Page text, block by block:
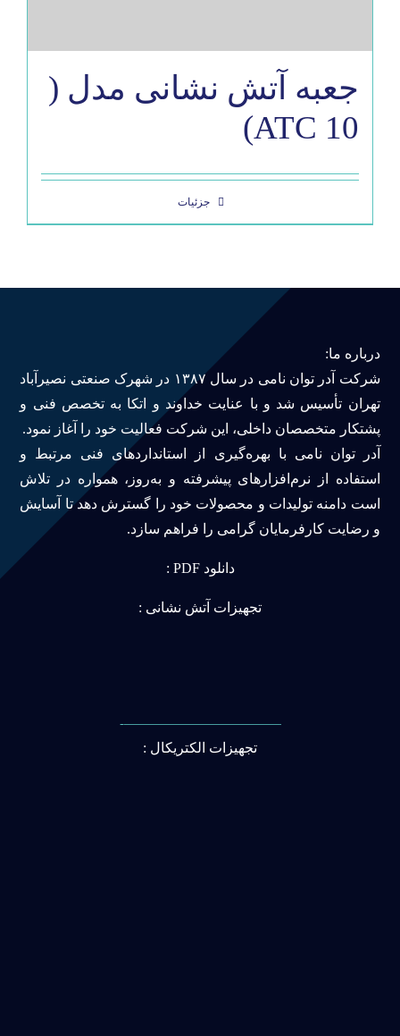
جعبه آتش نشانی مدل (
ATC 10)
جزئیات
درباره ما:
شرکت آدر توان نامی در سال ۱۳۸۷ در شهرک صنعتی نصیرآباد
تهران تأسیس شد و با عنایت خداوند و اتکا به تخصص فنی و
پشتکار متخصصان داخلی، این شرکت فعالیت خود را آغاز نمود.
آدر توان نامی با بهره‌گیری از استانداردهای فنی مرتبط و
استفاده از نرم‌افزارهای پیشرفته و به‌روز، همواره در تلاش
است دامنه تولیدات و محصولات خود را گسترش دهد تا آسایش
و رضایت کارفرمایان گرامی را فراهم سازد.
دانلود PDF :
تجهیزات آتش نشانی :
———————————-
تجهیزات الکتریکال :